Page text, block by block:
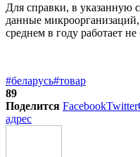
Для справки, в указанную
данные
среднем в году работает не
#беларусь#товар
89
Поделится FacebookTwitter
адрес